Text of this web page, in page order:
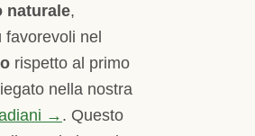
naturale,
favorevoli nel
rispetto al primo
nella nostra
→ . Questo